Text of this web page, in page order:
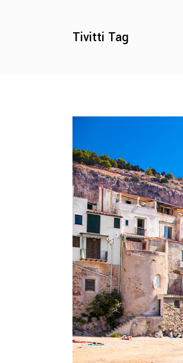
Tivitti Tag